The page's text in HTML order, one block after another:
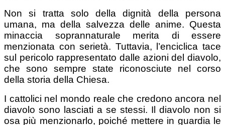
Non si tratta solo della dignità della persona
umana, ma della salvezza delle anime. Questa
minaccia soprannaturale merita di essere
menzionata con serietà. Tuttavia, l’enciclica tace
sul pericolo rappresentato dalle azioni del diavolo,
che sono sempre state riconosciute nel corso
della storia della Chiesa.
I cattolici nel mondo reale che credono ancora nel
diavolo sono lasciati a se stessi. Il diavolo non si
osa più menzionarlo, poiché mettere in guardia le